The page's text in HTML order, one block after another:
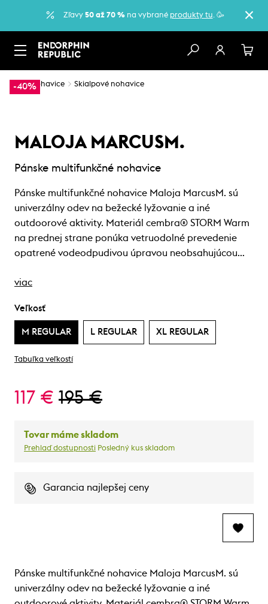
Zľavy 50 až 70 %na vybrané produkty tu. 🥳
-40%
… Nohavice Skialpové nohavice
MALOJA MARCUSM.
Pánske multifunkčné nohavice
Pánske multifunkčné nohavice Maloja MarcusM. sú
univerzálny odev na bežecké lyžovanie a iné
outdoorové aktivity. Materiál cembra® STORM Warm
na prednej strane ponúka vetruodolné prevedenie
opatrené vodeodpudivou úpravou neobsahujúcou…
viac
Veľkosť
M REGULAR L REGULAR XL REGULAR
Tabuľka veľkostí
117 € 195 €
Tovar máme skladom
Prehlaď dostupnosti Posledný kus skladom
Garancia najlepšej ceny
Pánske multifunkčné nohavice Maloja MarcusM. sú
univerzálny odev na bežecké lyžovanie a iné